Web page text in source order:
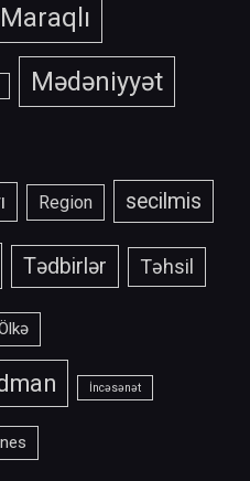
Maraqlı
Mədəniyyət
Region secilmis
Tədbirlər Təhsil
İncəsənət